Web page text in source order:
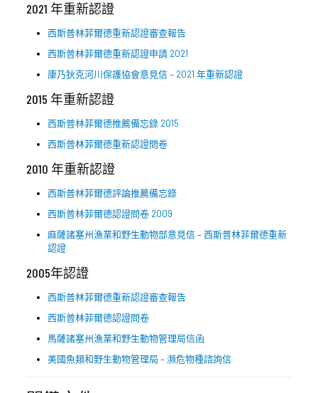
2021 年重新認證
西斯普林菲爾德重新認證審查報告
西斯普林菲爾德重新認證申請 2021
康乃狄克河川保護協會意見信 – 2021 年重新認證
2015 年重新認證
西斯普林菲爾德推薦備忘錄 2015
西斯普林菲爾德重新認證問卷
2010 年重新認證
西斯普林菲爾德評論推薦備忘錄
西斯普林菲爾德認證問卷 2009
麻薩諸塞州漁業和野生動物部意見信 – 西斯普林菲爾德重新
認證
2005年認證
西斯普林菲爾德重新認證審查報告
西斯普林菲爾德認證問卷
馬薩諸塞州漁業和野生動物管理局信函
美國魚類和野生動物管理局 – 瀕危物種諮詢信